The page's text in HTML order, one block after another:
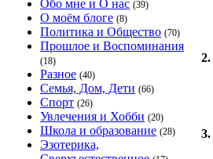
Обо мне и О нас (39)
О моём блоге (8)
Политика и Общество (70)
Прошлое и Воспоминания
(18)
Разное (40)
Семья, Дом, Дети (66)
Спорт (26)
Увлечения и Хобби (20)
Школа и образование (28)
Эзотерика,
2.
3.